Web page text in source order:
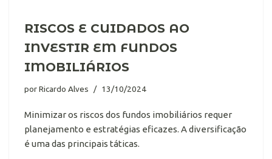
RISCOS E CUIDADOS AO
INVESTIR EM FUNDOS
IMOBILIÁRIOS
porRicardo Alves 13/10/2024
Minimizar os riscos dos fundos imobiliários requer
planejamento e estratégias eficazes. A diversificação
é uma das principais táticas.